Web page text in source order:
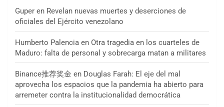
Guper en Revelan nuevas muertes y deserciones de
oficiales del Ejército venezolano
Humberto Palencia en Otra tragedia en los cuarteles de
Maduro: falta de personal y sobrecarga matan a militares
Binance推荐奖金 en Douglas Farah: El eje del mal
aprovecha los espacios que la pandemia ha abierto para
arremeter contra la institucionalidad democrática